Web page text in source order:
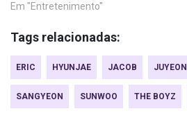
Em "Entretenimento"
Tags relacionadas:
ERIC HYUNJAE JACOB JUYEON
SANGYEON SUNWOO THE BOYZ